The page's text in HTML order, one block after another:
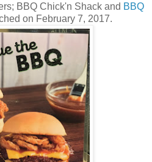
BBQ Chick'n Shack and BBQ
on February 7, 2017.